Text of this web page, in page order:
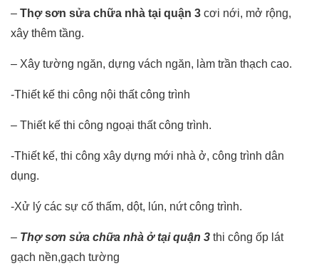
– Thợ sơn sửa chữa nhà tại quận 3 cơi nới, mở rộng,
xây thêm tầng.
– Xây tường ngăn, dựng vách ngăn, làm trần thạch cao.
-Thiết kế thi công nội thất công trình
– Thiết kế thi công ngoại thất công trình.
-Thiết kế, thi công xây dựng mới nhà ở, công trình dân
dụng.
-Xử lý các sự cố thấm, dột, lún, nứt công trình.
– Thợ sơn sửa chữa nhà ở tại quận 3 thi công ốp lát
gạch nền,gạch tường